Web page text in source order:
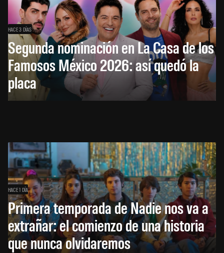
HACE 3 DÍAS
Segunda nominación en La Casa de los
Famosos México 2026: así quedó la
placa
HACE 1 DÍA
Primera temporada de Nadie nos va a
extrañar: el comienzo de una historia
que nunca olvidaremos